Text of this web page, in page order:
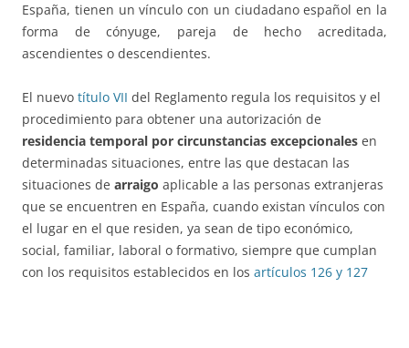
España, tienen un vínculo con un ciudadano español en la
forma de cónyuge, pareja de hecho acreditada,
ascendientes o descendientes.
El nuevo título VII del Reglamento regula los requisitos y el
procedimiento para obtener una autorización de
residencia temporal por circunstancias excepcionales en
determinadas situaciones, entre las que destacan las
situaciones de arraigo aplicable a las personas extranjeras
que se encuentren en España, cuando existan vínculos con
el lugar en el que residen, ya sean de tipo económico,
social, familiar, laboral o formativo, siempre que cumplan
con los requisitos establecidos en los artículos 126 y 127